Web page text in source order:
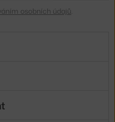
osobních údajů